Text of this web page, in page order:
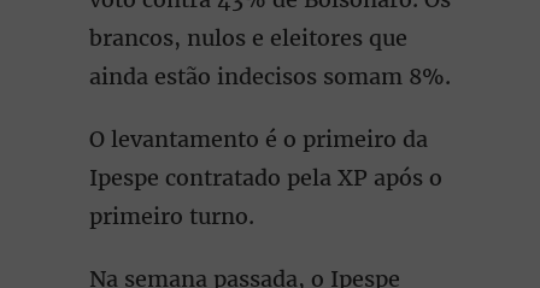
brancos, nulos e eleitores que
ainda estão indecisos somam 8%.
O levantamento é o primeiro da
Ipespe contratado pela XP após o
primeiro turno.
Na semana passada, o Ipespe